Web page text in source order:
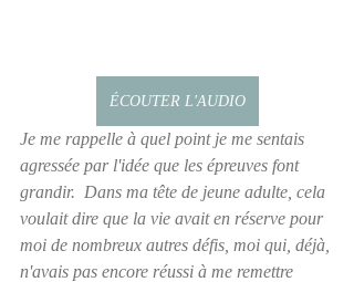
ÉCOUTER L'AUDIO
Je me rappelle à quel point je me sentais
agressée par l'idée que les épreuves font
grandir.  Dans ma tête de jeune adulte, cela
voulait dire que la vie avait en réserve pour
moi de nombreux autres défis, moi qui, déjà,
n'avais pas encore réussi à me remettre